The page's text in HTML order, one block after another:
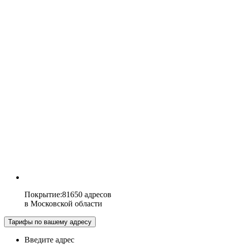
Покрытие:81650 адресов
в Московской области
Тарифы по вашему адресу
Введите адрес